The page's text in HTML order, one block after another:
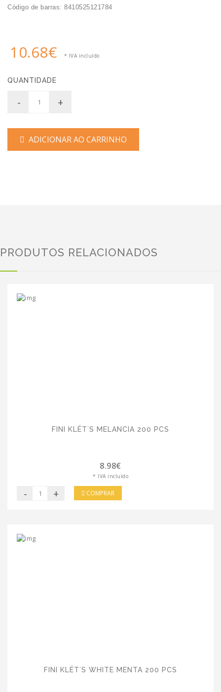
Código de barras: 8410525121784
10.68€ * IVA incluído
QUANTIDADE
- +
ADICIONAR AO CARRINHO
PRODUTOS RELACIONADOS
FINI KLÉT´S MELANCIA 200 PCS
8.98€
* IVA incluído
- + COMPRAR
FINI KLÉT´S WHITE MENTA 200 PCS